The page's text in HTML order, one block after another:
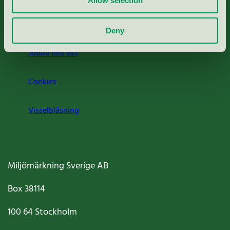
Deny
Jobba hos oss
Cookies
Visselblåsning
Miljömärkning Sverige AB
Box38114
100 64Stockholm